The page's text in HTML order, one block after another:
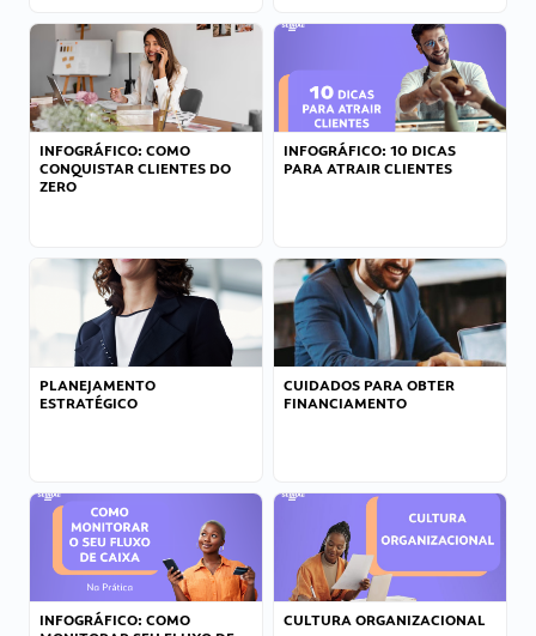
INFOGRÁFICO: COMO
CONQUISTAR CLIENTES DO
ZERO
INFOGRÁFICO: 10 DICAS
PARA ATRAIR CLIENTES
PLANEJAMENTO
ESTRATÉGICO
CUIDADOS PARA OBTER
FINANCIAMENTO
INFOGRÁFICO: COMO
CULTURA ORGANIZACIONAL